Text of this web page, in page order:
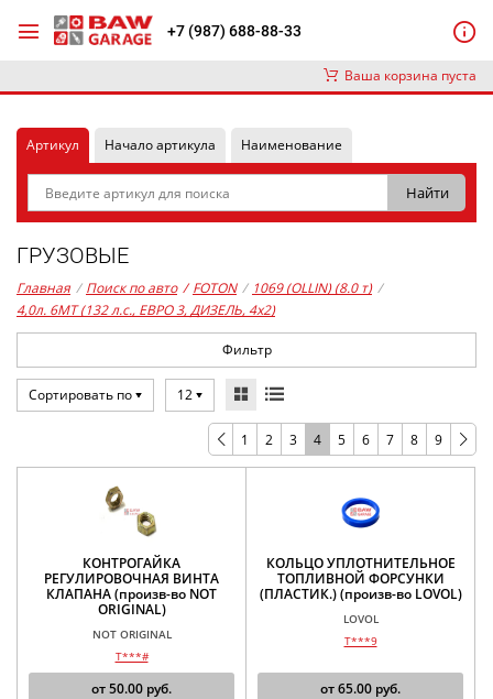
+7 (987) 688-88-33
Ваша корзина пуста
Артикул Начало артикула Наименование
ГРУЗОВЫЕ
Главная / Поиск по авто / FOTON / 1069 (OLLIN) (8.0 т) /
4,0л. 6MT (132 л.с., ЕВРО 3, ДИЗЕЛЬ, 4x2)
Фильтр
Сортировать по 12
1 2 3 4 5 6 7 8 9
КОНТРОГАЙКА
РЕГУЛИРОВОЧНАЯ ВИНТА
КЛАПАНА (произв-во NOT
ORIGINAL)
NOT ORIGINAL
T***#
от50.00 руб.
КОЛЬЦО УПЛОТНИТЕЛЬНОЕ
ТОПЛИВНОЙ ФОРСУНКИ
(ПЛАСТИК.) (произв-во LOVOL)
LOVOL
T***9
от65.00 руб.